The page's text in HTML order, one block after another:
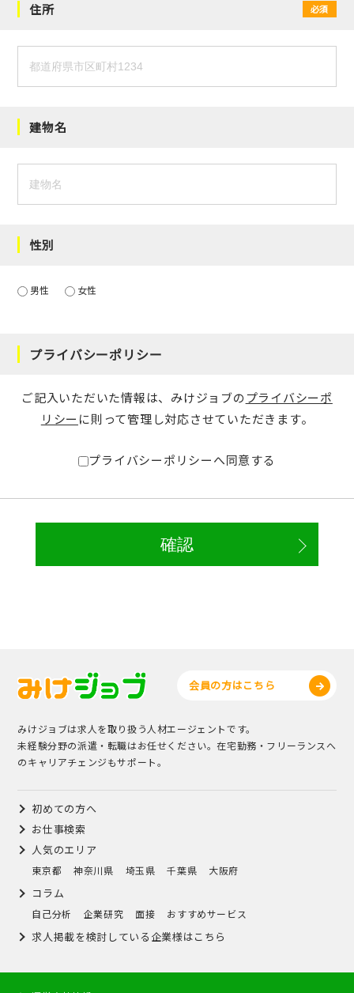
住所 必須
建物名
性別
男性 女性
プライバシーポリシー
ご記入いただいた情報は、みけジョブのプライバシーポ
リシー に則って管理し対応させていただきます。
プライバシーポリシーへ同意する
会員の方はこちら
みけジョブは求人を取り扱う人材エージェントです。
未経験分野の派遣・転職はお任せください。在宅勤務・フリーランスへ
のキャリアチェンジもサポート。
初めての方へ
お仕事検索
人気のエリア
東京都 神奈川県 埼玉県 千葉県 大阪府
コラム
自己分析 企業研究 面接 おすすめサービス
求人掲載を検討している企業様はこちら